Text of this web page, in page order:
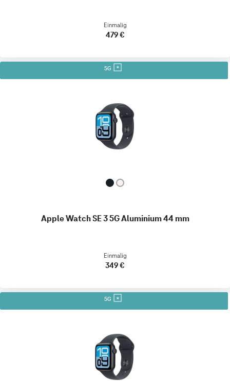
Einmalig
479 €
5G
Apple Watch SE 3 5G Aluminium 44 mm
Einmalig
349 €
5G